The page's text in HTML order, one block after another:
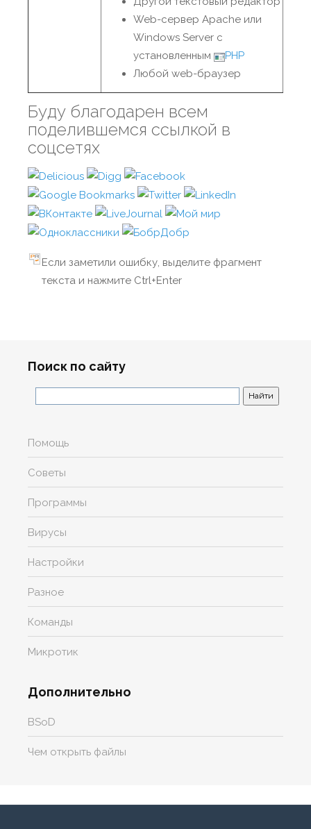
Web-сервер Apache или
Windows Server с
установленным
PHP
Любой web-браузер
Буду благодарен всем
поделившемся ссылкой в
соцсетях
Если заметили ошибку, выделите фрагмент
текста и нажмите Ctrl+Enter
Поиск по сайту
Помощь
Советы
Программы
Вирусы
Настройки
Разное
Команды
Микротик
Дополнительно
BSoD
Чем открыть файлы